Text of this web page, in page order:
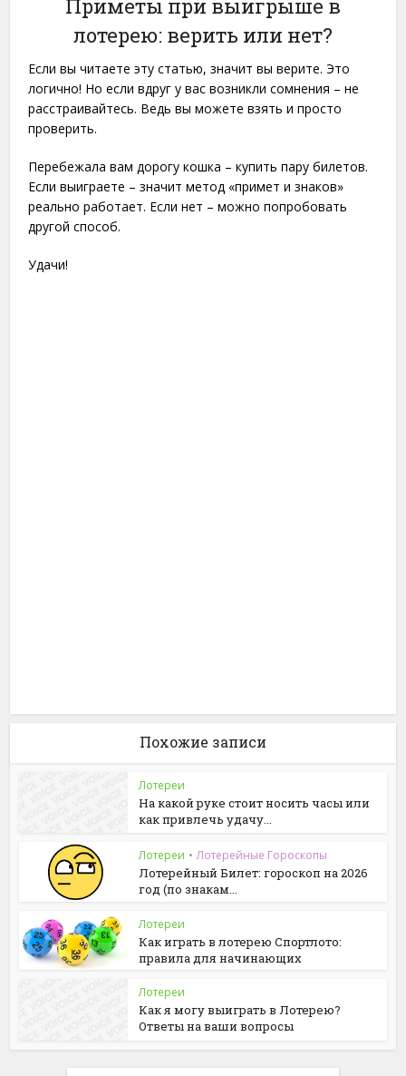
Приметы при выигрыше в
лотерею: верить или нет?
Если вы читаете эту статью, значит вы верите. Это
логично! Но если вдруг у вас возникли сомнения – не
расстраивайтесь. Ведь вы можете взять и просто
проверить.
Перебежала вам дорогу кошка – купить пару билетов.
Если выиграете – значит метод «примет и знаков»
реально работает. Если нет – можно попробовать
другой способ.
Удачи!
Похожие записи
Лотереи
На какой руке стоит носить часы или
как привлечь удачу...
Лотереи • Лотерейные Гороскопы
Лотерейный Билет: гороскоп на 2026
год (по знакам...
Лотереи
Как играть в лотерею Спортлото:
правила для начинающих
Лотереи
Как я могу выиграть в Лотерею?
Ответы на ваши вопросы